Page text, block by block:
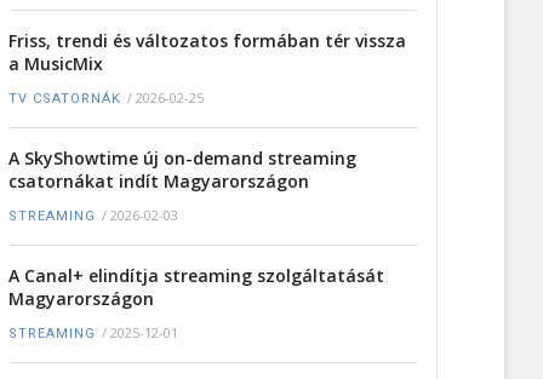
Friss, trendi és változatos formában tér vissza
a MusicMix
TV CSATORNÁK / 2026-02-25
A SkyShowtime új on-demand streaming
csatornákat indít Magyarországon
STREAMING / 2026-02-03
A Canal+ elindítja streaming szolgáltatását
Magyarországon
STREAMING / 2025-12-01